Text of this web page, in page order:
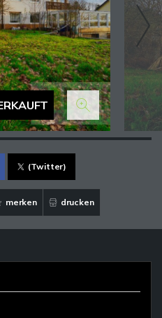
(Twitter)
merken drucken